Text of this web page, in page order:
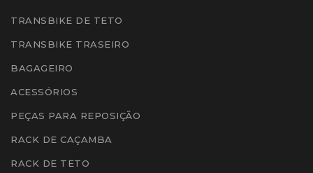
TRANSBIKE DE TETO
TRANSBIKE TRASEIRO
BAGAGEIRO
ACESSÓRIOS
PEÇAS PARA REPOSIÇÃO
RACK DE CAÇAMBA
RACK DE TETO